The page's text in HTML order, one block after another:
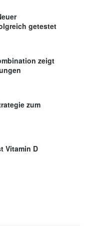
getestet
zeigt
zum
Vitamin D